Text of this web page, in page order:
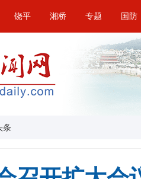
饶平 湘桥 专题 国防
条